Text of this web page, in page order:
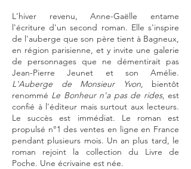
L'hiver revenu, Anne-Gaëlle entame
l'écriture d'un second roman. Elle s'inspire
de l'auberge que son père tient à Bagneux,
en région parisienne, et y invite une galerie
de personnages que ne démentirait pas
Jean-Pierre Jeunet et son Amélie.
L'Auberge de Monsieur Yvon, bientôt
renommé Le Bonheur n'a pas de rides, est
confié à l'éditeur mais surtout aux lecteurs.
Le succès est immédiat. Le roman est
propulsé n°1 des ventes en ligne en France
pendant plusieurs mois. Un an plus tard, le
roman rejoint la collection du Livre de
Poche. Une écrivaine est née.